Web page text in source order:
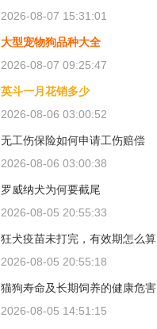
2026-08-07 15:31:01
大型宠物狗品种大全
2026-08-07 09:25:47
英斗一月花销多少
2026-08-06 03:00:52
无工伤保险如何申请工伤赔偿
2026-08-06 03:00:38
罗威纳犬为何要截尾
2026-08-05 20:55:33
狂犬疫苗未打完，有效期怎么算
2026-08-05 20:55:18
猫狗寿命及长期饲养的健康危害
2026-08-05 14:51:15